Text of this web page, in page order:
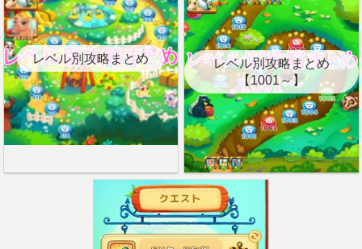
レベル別攻略まとめ
レベル別攻略まとめ
【1001～】